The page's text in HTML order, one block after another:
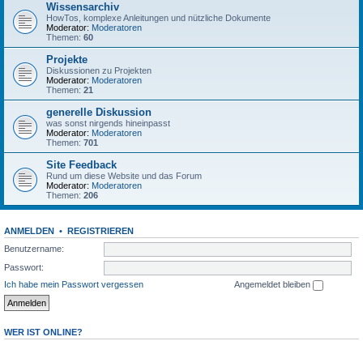
Wissensarchiv
HowTos, komplexe Anleitungen und nützliche Dokumente
Moderator: Moderatoren
Themen: 60
Projekte
Diskussionen zu Projekten
Moderator: Moderatoren
Themen: 21
generelle Diskussion
was sonst nirgends hineinpasst
Moderator: Moderatoren
Themen: 701
Site Feedback
Rund um diese Website und das Forum
Moderator: Moderatoren
Themen: 206
ANMELDEN • REGISTRIEREN
Benutzername:
Passwort:
Ich habe mein Passwort vergessen
Angemeldet bleiben
WER IST ONLINE?